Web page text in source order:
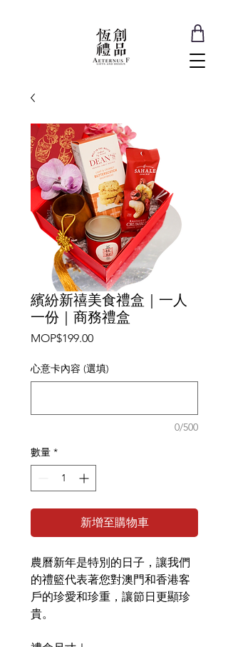
繽紛新禧美食禮盒｜一人
一份｜商務禮盒
MOP$199.00價
心意卡內容 (選填)
0/500
數量 *
新增至購物車
農曆新年是特別的日子，讓我們
的禮籃代表著您對澳門和香港客
戶的珍愛和珍重，讓節日更顯珍
貴。